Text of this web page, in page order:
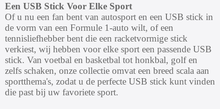
Een USB Stick Voor Elke Sport
Of u nu een fan bent van autosport en een USB stick in
de vorm van een Formule 1-auto wilt, of een
tennisliefhebber bent die een racketvormige stick
verkiest, wij hebben voor elke sport een passende USB
stick. Van voetbal en basketbal tot honkbal, golf en
zelfs schaken, onze collectie omvat een breed scala aan
sportthema's, zodat u de perfecte USB stick kunt vinden
die past bij uw favoriete sport.